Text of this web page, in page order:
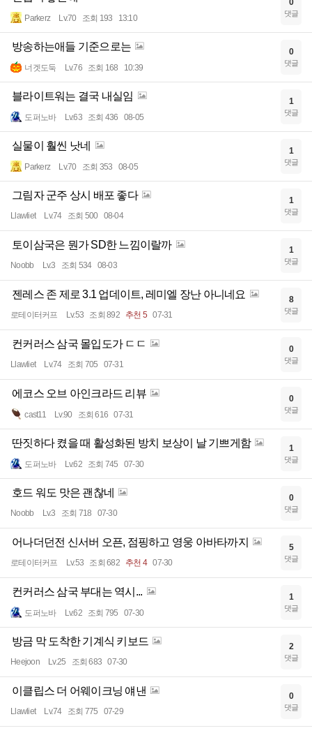
Parkerz Lv.70 조회 193 13:10
0
댓글
방송하는애들 기준으로는
너겟도둑 Lv.76 조회 168 10:39
0
댓글
블라이트워는 결국 내실임
도퍼노바 Lv.63 조회 436 08-05
1
댓글
실물이 훨씬 낫네
Parkerz Lv.70 조회 353 08-05
1
댓글
그림자 군주 상시 배포 좋다
Llawliet Lv.74 조회 500 08-04
1
댓글
토이삼국은 뭔가 SD한 느낌이랄까
Noobb Lv.3 조회 534 08-03
1
댓글
젠레스 존 제로 3.1 업데이트, 레미엘 장난 아니네요
로테이터커프 Lv.53 조회 892 추천 5 07-31
8
댓글
컨커러스 삼국 몰입도가 ㄷㄷ
Llawliet Lv.74 조회 705 07-31
0
댓글
에코스 오브 아인크라드 리뷰
cast11 Lv.90 조회 616 07-31
0
댓글
딴짓하다 켰을 때 활성화된 방치 보상이 날 기쁘게함
도퍼노바 Lv.62 조회 745 07-30
1
댓글
호드 워도 맛은 괜찮네
Noobb Lv.3 조회 718 07-30
0
댓글
어나더던전 신서버 오픈, 점핑하고 영웅 아바타까지
로테이터커프 Lv.53 조회 682 추천 4 07-30
5
댓글
컨커러스 삼국 부대는 역시...
도퍼노바 Lv.62 조회 795 07-30
1
댓글
방금 막 도착한 기계식 키보드
Heejoon Lv.25 조회 683 07-30
2
댓글
이클립스 더 어웨이크닝 얘낸
Llawliet Lv.74 조회 775 07-29
0
댓글